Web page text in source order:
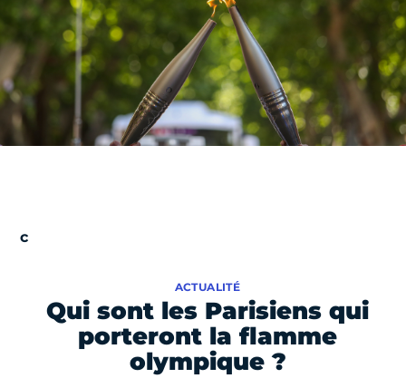
Qui sont les Parisiens qui
porteront la flamme
olympique ?
ACTUALITÉ